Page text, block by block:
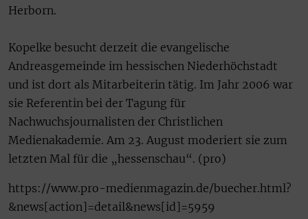
Herborn.
Kopelke besucht derzeit die evangelische
Andreasgemeinde im hessischen Niederhöchstadt
und ist dort als Mitarbeiterin tätig. Im Jahr 2006 war
sie Referentin bei der Tagung für
Nachwuchsjournalisten der Christlichen
Medienakademie. Am 23. August moderiert sie zum
letzten Mal für die „hessenschau“. (pro)
https://www.pro-medienmagazin.de/buecher.html?
&news[action]=detail&news[id]=5959